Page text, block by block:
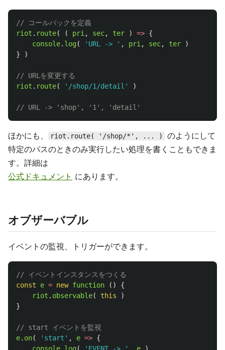
// コールバックを定義
riot . route( ( pri , sec, ter ) => {
console. log( ' URL -> ' , pri , sec, ter
)
}
)
// URLを変更する
riot . route( ' /shop/1/detail ' )
// URL -> 'shop', '1', 'detail'
ほかにも、 riot.route( '/shop/*', ... )
のようにして
特定のパスのときのみ実行したい処理を書くこともできま
す。詳細は
公式ドキュメント にあります。
オブザーバブル
イベントの監視、トリガーができます。
// イベントインスタンスをつくる
const
e = new function ()
{
riot . observable( this
)
}
// start イベントを監視
e. on( ' start ' , e => {